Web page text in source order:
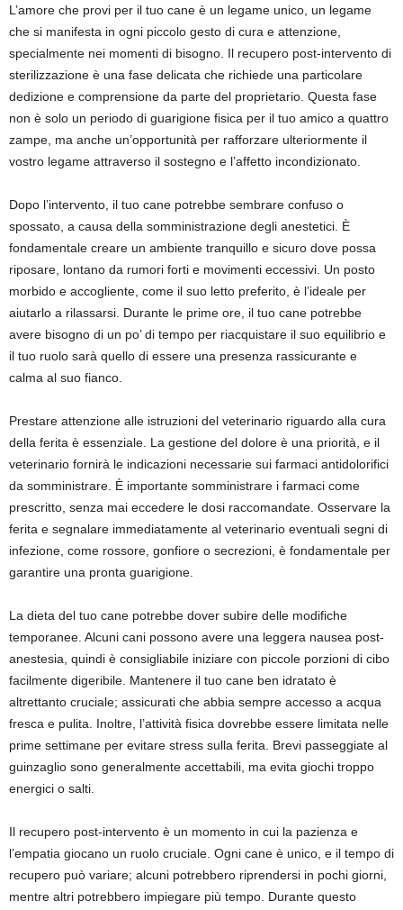
L’amore che provi per il tuo cane è un legame unico, un legame
che si manifesta in ogni piccolo gesto di cura e attenzione,
specialmente nei momenti di bisogno. Il recupero post-intervento di
sterilizzazione è una fase delicata che richiede una particolare
dedizione e comprensione da parte del proprietario. Questa fase
non è solo un periodo di guarigione fisica per il tuo amico a quattro
zampe, ma anche un’opportunità per rafforzare ulteriormente il
vostro legame attraverso il sostegno e l’affetto incondizionato.
Dopo l’intervento, il tuo cane potrebbe sembrare confuso o
spossato, a causa della somministrazione degli anestetici. È
fondamentale creare un ambiente tranquillo e sicuro dove possa
riposare, lontano da rumori forti e movimenti eccessivi. Un posto
morbido e accogliente, come il suo letto preferito, è l’ideale per
aiutarlo a rilassarsi. Durante le prime ore, il tuo cane potrebbe
avere bisogno di un po’ di tempo per riacquistare il suo equilibrio e
il tuo ruolo sarà quello di essere una presenza rassicurante e
calma al suo fianco.
Prestare attenzione alle istruzioni del veterinario riguardo alla cura
della ferita è essenziale. La gestione del dolore è una priorità, e il
veterinario fornirà le indicazioni necessarie sui farmaci antidolorifici
da somministrare. È importante somministrare i farmaci come
prescritto, senza mai eccedere le dosi raccomandate. Osservare la
ferita e segnalare immediatamente al veterinario eventuali segni di
infezione, come rossore, gonfiore o secrezioni, è fondamentale per
garantire una pronta guarigione.
La dieta del tuo cane potrebbe dover subire delle modifiche
temporanee. Alcuni cani possono avere una leggera nausea post-
anestesia, quindi è consigliabile iniziare con piccole porzioni di cibo
facilmente digeribile. Mantenere il tuo cane ben idratato è
altrettanto cruciale; assicurati che abbia sempre accesso a acqua
fresca e pulita. Inoltre, l’attività fisica dovrebbe essere limitata nelle
prime settimane per evitare stress sulla ferita. Brevi passeggiate al
guinzaglio sono generalmente accettabili, ma evita giochi troppo
energici o salti.
Il recupero post-intervento è un momento in cui la pazienza e
l’empatia giocano un ruolo cruciale. Ogni cane è unico, e il tempo di
recupero può variare; alcuni potrebbero riprendersi in pochi giorni,
mentre altri potrebbero impiegare più tempo. Durante questo